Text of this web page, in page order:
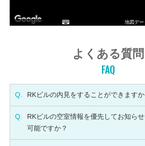
地図デー
よくある質問
FAQ
Q. RKビルの内見をすることができますか
Q.
RKビルの空室情報を優先してお知ら
可能ですか？